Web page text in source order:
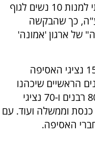
"אמרתי בעבר לא פעם, כי בכוונתי למנות 10 נשים לגוף
כך שהבקשה
של ארגון 'אמונה'
בחודש הקרוב צפויים להתכנס 150 נציגי האסיפה
הראשיים שיכהנו
ב-10 השנים הקרובות. מדובר ב-80 רבנים ו-70 נציגי
כנסת וממשלה ועוד. עם
האסיפה.